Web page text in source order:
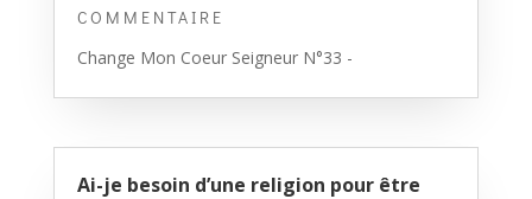
COMMENTAIRE
Change Mon Coeur Seigneur N°33 -
Ai-je besoin d’une religion pour être